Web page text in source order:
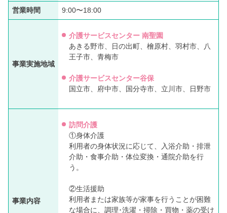
営業時間 9:00〜18:00
事業実施地域
介護サービスセンター 南聖園
あきる野市、日の出町、檜原村、羽村市、八
王子市、青梅市
介護サービスセンター谷保
国立市、府中市、国分寺市、立川市、日野市
事業内容
訪問介護
①身体介護
利用者の身体状況に応じて、入浴介助・排泄
介助・食事介助・体位変換・通院介助を行
う。
②生活援助
利用者または家族等が家事を行うことが困難
な場合に、調理･洗濯・掃除・買物・薬の受け